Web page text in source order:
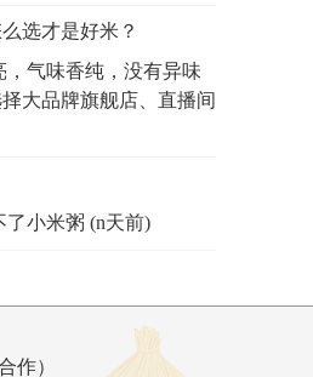
选才是好米？
气味香纯，没有异味
大品牌旗舰店、直播间
小米粥 (n天前)
作）